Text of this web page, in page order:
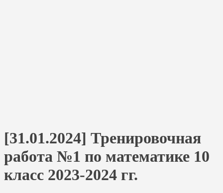
[31.01.2024] Тренировочная
работа №1 по математике 10
класс 2023-2024 гг.